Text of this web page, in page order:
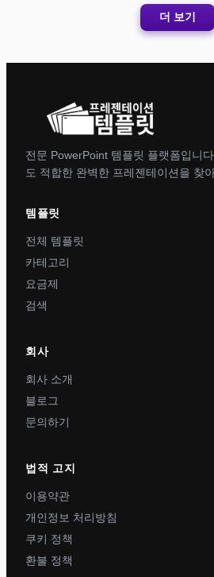
더 보기
전문 PowerPoint 템플릿 플랫폼입니
도 적합한 완벽한 프레젠테이션을 찾
템플릿
전체 템플릿
카테고리
요금제
검색
회사
회사 소개
블로그
문의하기
법적 고지
이용약관
개인정보 처리방침
쿠키 정책
환불 정책